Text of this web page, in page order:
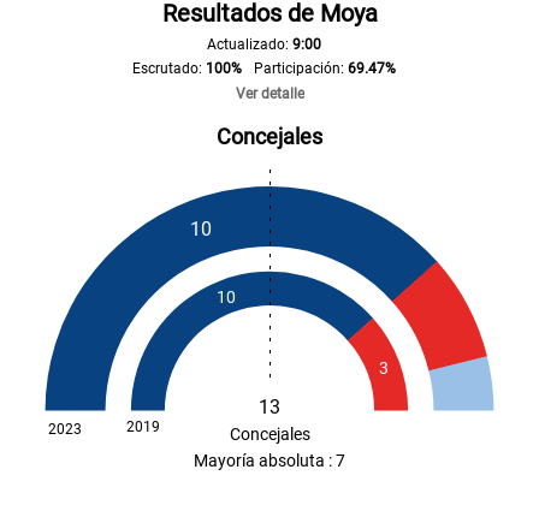
Resultados de Moya
Actualizado: 9:00
Escrutado: 100% Participación: 69.47%
Ver detalle
Concejales
2023
13
Concejales
Mayoría absoluta : 7
10
2019
10
3
Número de votos
678
NC-FAC